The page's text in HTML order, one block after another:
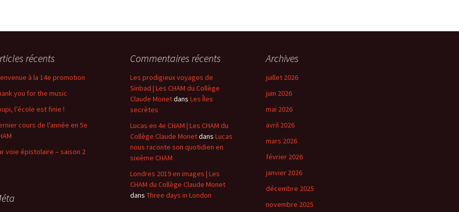
→
récents
à la 14e promotion
you for the music
l’école est finie !
cours de l’année en 5e
voie épistolaire – saison 2
Commentaires récents
Les prodigieux voyages de
Sinbad | Les CHAM du Collège
Claude Monetdans Les Îles
secrètes
Lucas en 4e CHAM | Les CHAM du
Collège Claude Monetdans Lucas
nous raconte son quotidien en
sixième CHAM
Londres 2019 en images | Les
CHAM du Collège Claude Monet
dans Three days in London
Archives
juillet 2026
juin 2026
mai 2026
avril 2026
mars 2026
février 2026
janvier 2026
décembre 2025
novembre 2025